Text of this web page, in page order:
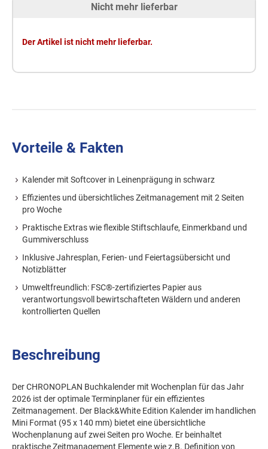
Nicht mehr lieferbar
Der Artikel ist nicht mehr lieferbar.
Vorteile & Fakten
Kalender mit Softcover in Leinenprägung in schwarz
Effizientes und übersichtliches Zeitmanagement mit 2 Seiten
pro Woche
Praktische Extras wie flexible Stiftschlaufe, Einmerkband und
Gummiverschluss
Inklusive Jahresplan, Ferien- und Feiertagsübersicht und
Notizblätter
Umweltfreundlich: FSC®-zertifiziertes Papier aus
verantwortungsvoll bewirtschafteten Wäldern und anderen
kontrollierten Quellen
Beschreibung
Der CHRONOPLAN Buchkalender mit Wochenplan für das Jahr
2026 ist der optimale Terminplaner für ein effizientes
Zeitmanagement. Der Black&White Edition Kalender im handlichen
Mini Format (95 x 140 mm) bietet eine übersichtliche
Wochenplanung auf zwei Seiten pro Woche. Er beinhaltet
praktische Zeitmanagement Elemente wie z.B. Definition von